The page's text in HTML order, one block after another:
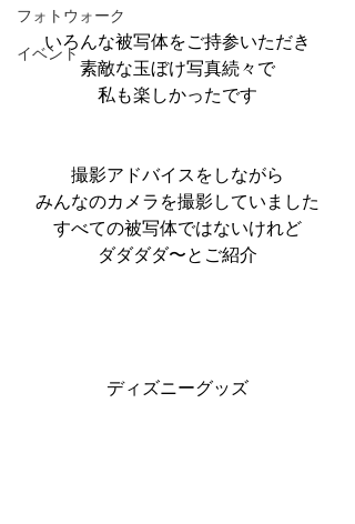
フォトウォーク
イベント
いろんな被写体をご持参いただき
素敵な玉ぼけ写真続々で
私も楽しかったです
撮影アドバイスをしながら
みんなのカメラを撮影していました
すべての被写体ではないけれど
ダダダダ〜とご紹介
ディズニーグッズ